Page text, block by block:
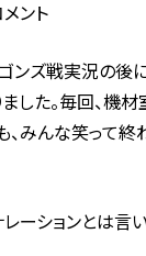
ント
ンズ戦実況の後
した。毎回、機
、みんな笑って
ーションとは言